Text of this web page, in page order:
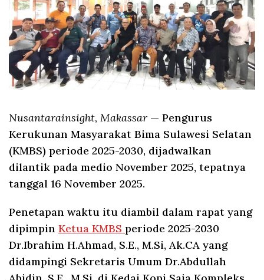
Nusantarainsight, Makassar — Pengurus
Kerukunan Masyarakat Bima Sulawesi Selatan
(KMBS) periode 2025-2030, dijadwalkan
dilantik pada medio November 2025, tepatnya
tanggal 16 November 2025.
Penetapan waktu itu diambil dalam rapat yang
dipimpin Ketua KMBS periode 2025-2030
Dr.Ibrahim H.Ahmad, S.E., M.Si, Ak.CA yang
didampingi Sekretaris Umum Dr.Abdullah